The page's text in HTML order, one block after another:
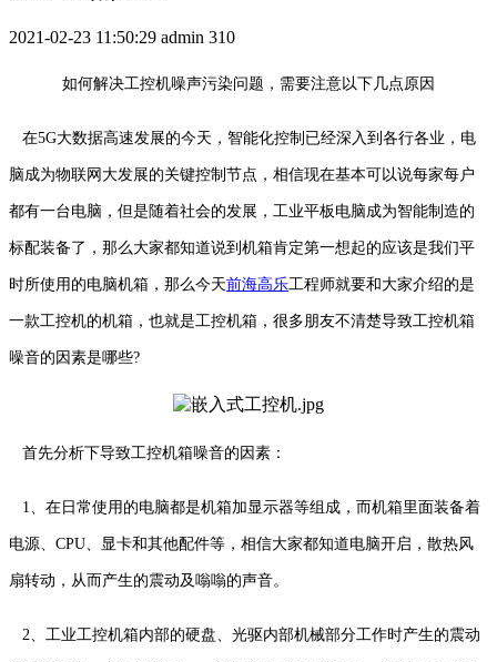
2021-02-23 11:50:29 admin 310
如何解决工控机噪声污染问题，需要注意以下几点原因
在5G大数据高速发展的今天，智能化控制已经深入到各行各业，电
脑成为物联网大发展的关键控制节点，相信现在基本可以说每家每户
都有一台电脑，但是随着社会的发展，工业平板电脑成为智能制造的
标配装备了，那么大家都知道说到机箱肯定第一想起的应该是我们平
时所使用的电脑机箱，那么今天前海高乐工程师就要和大家介绍的是
一款工控机的机箱，也就是工控机箱，很多朋友不清楚导致工控机箱
噪音的因素是哪些?
首先分析下导致工控机箱噪音的因素：
1、在日常使用的电脑都是机箱加显示器等组成，而机箱里面装备着
电源、CPU、显卡和其他配件等，相信大家都知道电脑开启，散热风
扇转动，从而产生的震动及嗡嗡的声音。
2、工业工控机箱内部的硬盘、光驱内部机械部分工作时产生的震动